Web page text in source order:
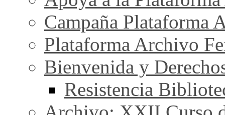
Campaña Plataforma
Plataforma Archivo
Bienvenida y
Resistencia